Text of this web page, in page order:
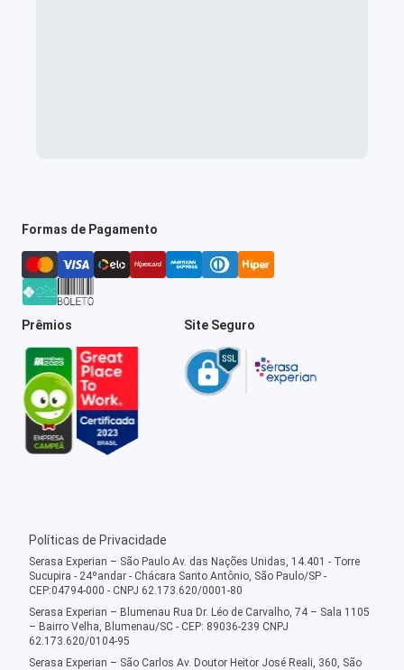
Formas de Pagamento
Prêmios Site Seguro
Políticas de Privacidade
Serasa Experian – São Paulo Av. das Nações Unidas, 14.401 - Torre
Sucupira - 24ºandar - Chácara Santo Antônio, São Paulo/SP -
CEP:04794-000 - CNPJ 62.173.620/0001-80
Serasa Experian – Blumenau Rua Dr. Léo de Carvalho, 74 – Sala 1105
– Bairro Velha, Blumenau/SC - CEP: 89036-239 CNPJ
62.173.620/0104-95
Serasa Experian – São Carlos Av. Doutor Heitor José Reali, 360, São